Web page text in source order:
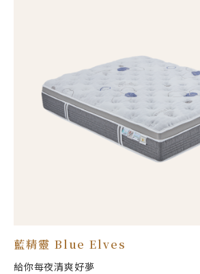
藍精靈 Blue Elves
給你每夜清爽好夢